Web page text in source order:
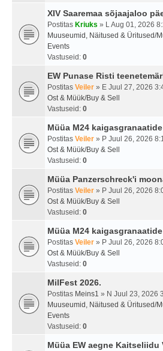
XIV Saaremaa sõjaajaloo
Postitas Kriuks » L Aug 01, 2026
Muuseumid, Näitused & Üritused/
Events
Vastuseid: 0
EW Punase Risti
Postitas Veiler » E Juul 27, 2026
Ost & Müük/Buy & Sell
Vastuseid: 0
Müüa M24
Postitas Veiler » P Juul 26, 2026
Ost & Müük/Buy & Sell
Vastuseid: 0
Müüa Panzerschreck'i
Postitas Veiler » P Juul 26, 2026
Ost & Müük/Buy & Sell
Vastuseid: 0
Müüa M24
Postitas Veiler » P Juul 26, 2026
Ost & Müük/Buy & Sell
Vastuseid: 0
MilFest 2026.
Postitas Meins1 » N Juul 23, 2026
Muuseumid, Näitused & Üritused/
Events
Vastuseid: 0
Müüa EW aegne Kaitseliidu